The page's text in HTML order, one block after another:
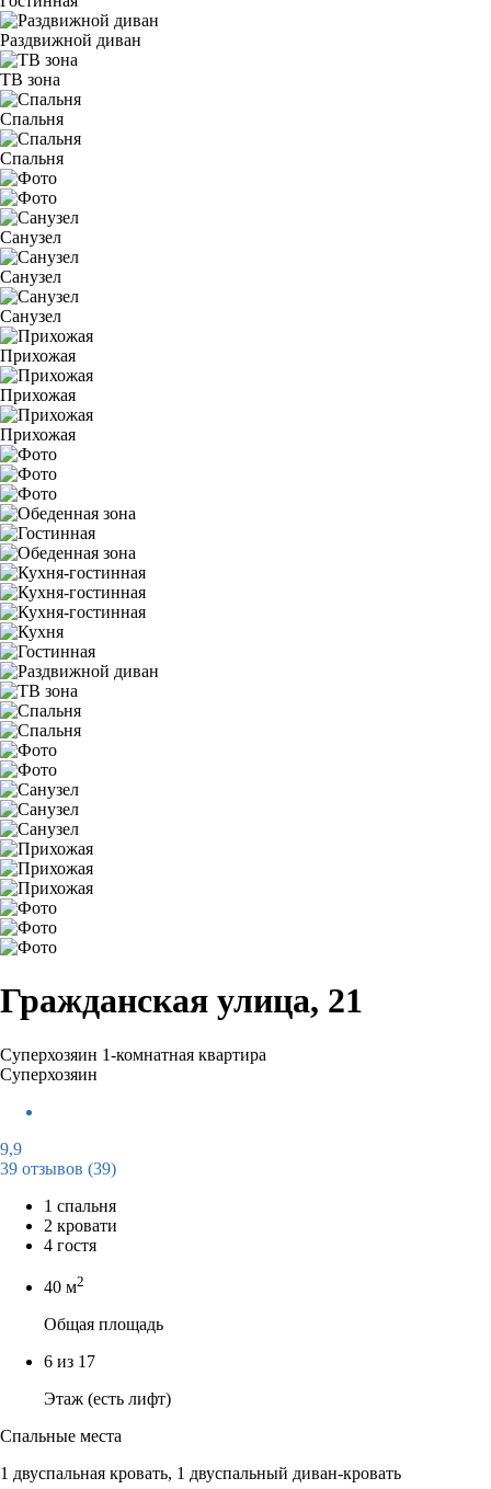
Раздвижной диван
ТВ зона
Спальня
Спальня
Санузел
Санузел
Санузел
Прихожая
Прихожая
Прихожая
Гражданская улица, 21
Суперхозяин 1-комнатная квартира
Суперхозяин
9,9
39 отзывов (39)
1 спальня
2 кровати
4 гостя
40 м2
Общая площадь
6 из 17
Этаж (есть лифт)
Спальные места
1 двуспальная кровать, 1 двуспальный диван-кровать